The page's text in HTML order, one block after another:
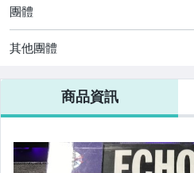
團體
其他團體
商品資訊